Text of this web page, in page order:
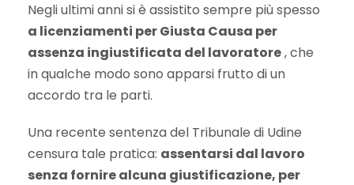
Negli ultimi anni si è assistito sempre più spesso
a licenziamenti per Giusta Causa per
assenza ingiustificata del lavoratore, che
in qualche modo sono apparsi frutto di un
accordo tra le parti.
Una recente sentenza del Tribunale di Udine
censura tale pratica: assentarsi dal lavoro
senza fornire alcuna giustificazione, per